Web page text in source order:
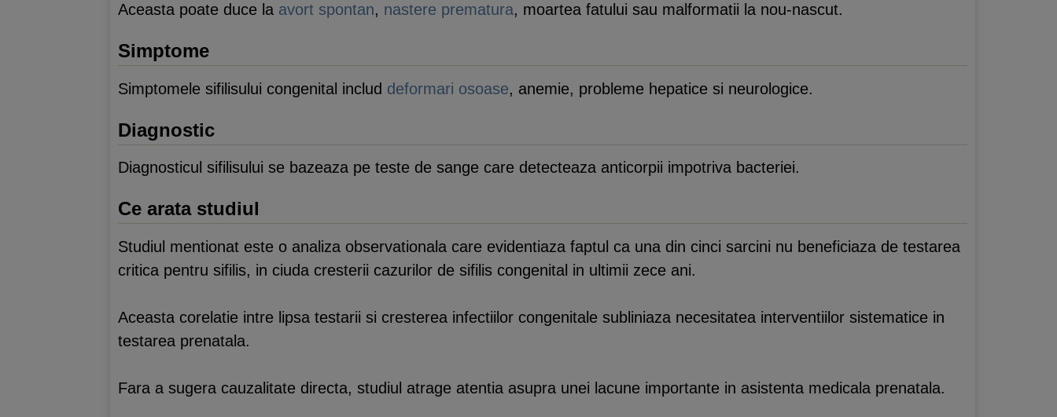
Aceasta poate duce la avort spontan, nastere prematura, moartea fatului sau malformatii la nou-nascut.
Simptome
Simptomele sifilisului congenital includ deformari osoase, anemie, probleme hepatice si neurologice.
Diagnostic
Diagnosticul sifilisului se bazeaza pe teste de sange care detecteaza anticorpii impotriva bacteriei.
Ce arata studiul
Studiul mentionat este o analiza observationala care evidentiaza faptul ca una din cinci sarcini nu beneficiaza de testarea
critica pentru sifilis, in ciuda cresterii cazurilor de sifilis congenital in ultimii zece ani.
Aceasta corelatie intre lipsa testarii si cresterea infectiilor congenitale subliniaza necesitatea interventiilor sistematice in
testarea prenatala.
Fara a sugera cauzalitate directa, studiul atrage atentia asupra unei lacune importante in asistenta medicala prenatala.